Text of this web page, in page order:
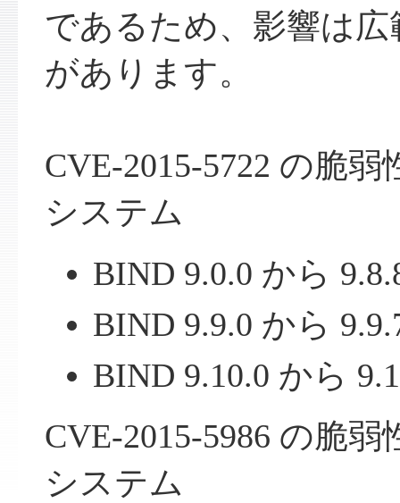
であるため、影響は
があります。
CVE-2015-5722 の脆
システム
BIND 9.0.0 から
BIND 9.9.0 から
BIND 9.10.0 から
CVE-2015-5986 の脆
システム